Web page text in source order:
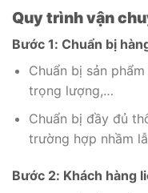
Quy trình vận
Bước 1: Chuẩn bị
Chuẩn bị sản
trọng lượng,…
Chuẩn bị đầy đủ
trường hợp nhầm
Bước 2: Khách hàng